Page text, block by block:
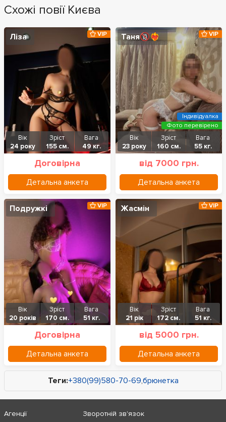
Схожі повії Києва
Ліза
Вік
24 року
Зріст
155 см.
Вага
49 кг.
Договірна
Детальна анкета
VIP Таня🔞❤️‍🔥
Вік
23 року
Зріст
160 см.
Вага
55 кг.
від 7000 грн.
Детальна анкета
VIP
Фото перевірено
Індивідуалка
Подружкі
Вік
20 років
Зріст
170 см.
Вага
51 кг.
Договірна
Детальна анкета
VIP Жасмін
Вік
21 рік
Зріст
172 см.
Вага
51 кг.
від 5000 грн.
Детальна анкета
VIP
Теги:+380(99)580-70-69,брюнетка
Агенції Зворотній зв'язок